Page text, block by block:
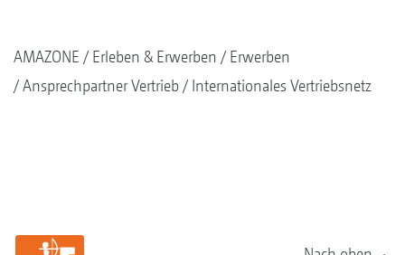
AMAZONE Erleben & Erwerben
Erwerben
Ansprechpartner Vertrieb
Internationales Vertriebsnetz